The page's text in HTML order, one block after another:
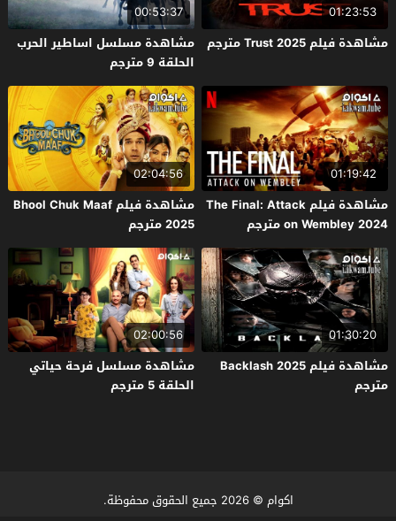
01:23:53
مشاهدة فيلم Trust 2025 مترجم
00:53:37
مشاهدة مسلسل اساطير الحرب
الحلقة 9 مترجم
01:19:42
مشاهدة فيلم The Final: Attack
on Wembley 2024 مترجم
02:04:56
مشاهدة فيلم Bhool Chuk Maaf
2025 مترجم
01:30:20
مشاهدة فيلم Backlash 2025
مترجم
02:00:56
مشاهدة مسلسل فرحة حياتي
الحلقة 5 مترجم
اكوام © 2026 جميع الحقوق محفوظة.